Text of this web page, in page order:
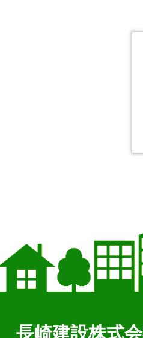
長崎建設株式